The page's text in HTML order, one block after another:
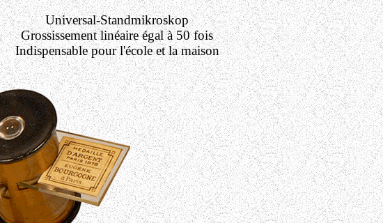
Universal-Standmikroskop
Grossissement linéaire égal à 50 fois
Indispensable pour l'école et la maison